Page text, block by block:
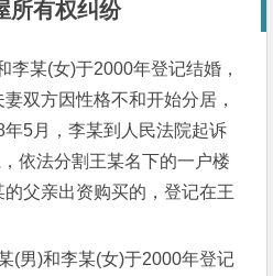
所有权纠纷
李某(女)于2000年登记结婚，
双方因性格不和开始分居，
5月，李某到人民法院起诉
依法分割王某名下的一户楼
父亲出资购买的，登记在王
)和李某(女)于2000年登记